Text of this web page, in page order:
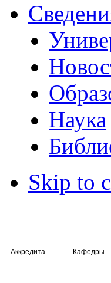
Наука
Skip to
Кафедры